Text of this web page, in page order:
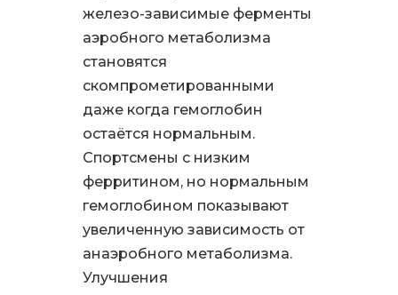
железо-зависимые ферменты
аэробного метаболизма
становятся
скомпрометированными
даже когда гемоглобин
остаётся нормальным.
Спортсмены с низким
ферритином, но нормальным
гемоглобином показывают
увеличенную зависимость от
анаэробного метаболизма.
Улучшения